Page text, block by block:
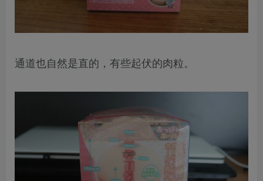
通道也自然是直的，有些起伏的肉粒。